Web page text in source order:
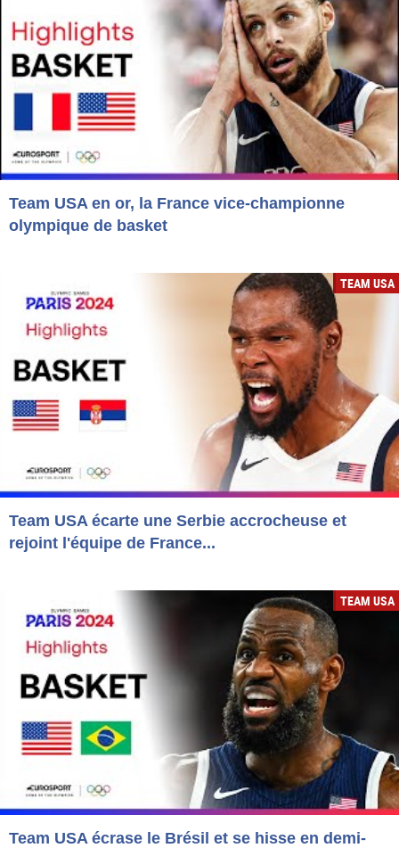
Team USA en or, la France vice-championne
olympique de basket
TEAM USA
Team USA écarte une Serbie accrocheuse et
rejoint l'équipe de France...
TEAM USA
Team USA écrase le Brésil et se hisse en demi-